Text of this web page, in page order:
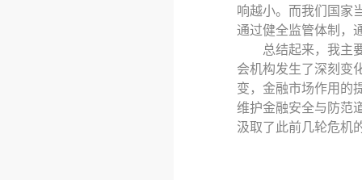
响越小。而我们国家
通过健全监管体制，
总结起来，我主
会机构发生了深刻变
变，金融市场作用的
维护金融安全与防范
汲取了此前几轮危机